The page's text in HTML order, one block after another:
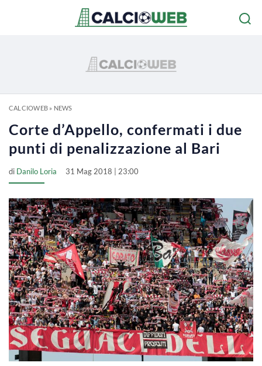
CALCIOWEB» NEWS
Corte d’Appello, confermati i due
punti di penalizzazione al Bari
di Danilo Loria 31 Mag 2018 | 23:00